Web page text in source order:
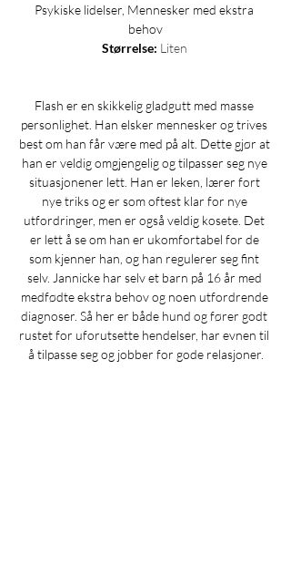
Psykiske lidelser, Mennesker med ekstra
behov
Størrelse: Liten
Flash er en skikkelig gladgutt med masse
personlighet. Han elsker mennesker og trives
best om han får være med på alt. Dette gjør at
han er veldig omgjengelig og tilpasser seg nye
situasjonener lett. Han er leken, lærer fort
nye triks og er som oftest klar for nye
utfordringer, men er også veldig kosete. Det
er lett å se om han er ukomfortabel for de
som kjenner han, og han regulerer seg fint
selv. Jannicke har selv et barn på 16 år med
medfødte ekstra behov og noen utfordrende
diagnoser. Så her er både hund og fører godt
rustet for uforutsette hendelser, har evnen til
å tilpasse seg og jobber for gode relasjoner.